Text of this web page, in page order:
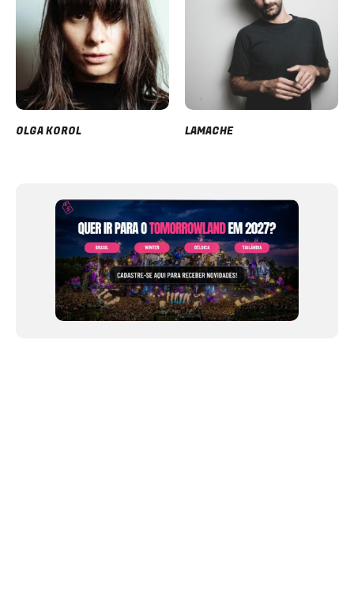
OLGA KOROL LAMACHE